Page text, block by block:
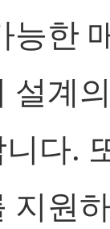
능한
설계
다.
지원